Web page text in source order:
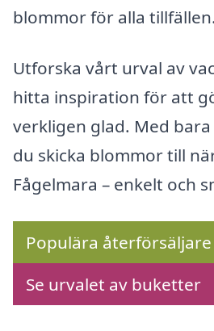
blommor för alla tillfällen.
Utforska vårt urval av
hitta inspiration för att
verkligen glad. Med
du skicka blommor till
Fågelmara – enkelt och
Populära återförsäljare
Se urvalet av buketter